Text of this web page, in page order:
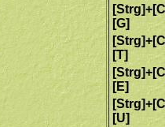
[G]
[T]
[E]
[U]